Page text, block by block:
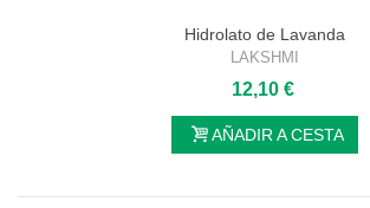
Hidrolato de Lavanda
LAKSHMI
12,10 €
AÑADIR A CESTA